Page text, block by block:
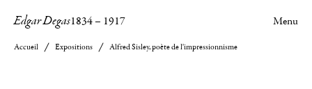
Edgar Degas1834– 1917 Menu
Accueil Expositions Alfred Sisley, poète de l'impressionnisme